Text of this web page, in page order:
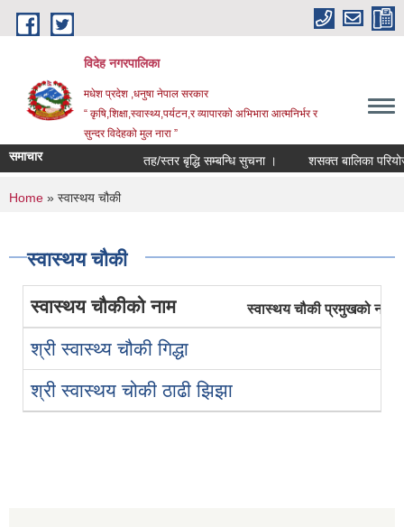
Skip to main content
विदेह नगरपालिका
मधेश प्रदेश ,धनुषा नेपाल सरकार
“ कृषि,शिक्षा,स्वास्थ्य,पर्यटन,र व्यापारको अभिभारा आत्मनिर्भर र
सुन्दर विदेहको मुल नारा ”
समाचार तह/स्तर बृद्धि सम्बन्धि सुचना । शसक्त बालिका
You are here
Home » स्वास्थय चौकी
स्वास्थय चौकी
स्वास्थय चौकीको नाम स्वास्थय चौकी प्रमुखको नाम
श्री स्वास्थ्य चौकी गिद्धा
श्री स्वास्थय चोकी ठाढी झिझा